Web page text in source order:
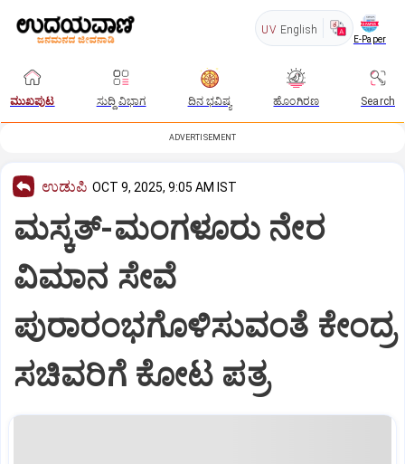
UV English
E-Paper
ಮುಖಪುಟ ಸುದ್ದಿ ವಿಭಾಗ ದಿನ ಭವಿಷ್ಯ ಹೊಂಗಿರಣ Search
ADVERTISEMENT
ಉಡುಪಿ OCT 9, 2025, 9:05 AM IST
ಮಸ್ಕತ್‌-ಮಂಗಳೂರು ನೇರ
ವಿಮಾನ ಸೇವೆ
ಪುರಾರಂಭಗೊಳಿಸುವಂತೆ ಕೇಂದ್ರ
ಸಚಿವರಿಗೆ ಕೋಟ ಪತ್ರ